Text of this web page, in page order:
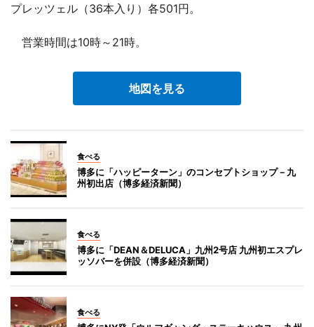
プレッツェル（36本入り）各501円。
営業時間は10時～21時。
地図を見る
食べる
博多に「ハッピーターン」のコンセプトショップ－九
州初出店（博多経済新聞）
食べる
博多に「DEAN＆DELUCA」九州2号店 九州初エスプレ
ッソバーを併設（博多経済新聞）
食べる